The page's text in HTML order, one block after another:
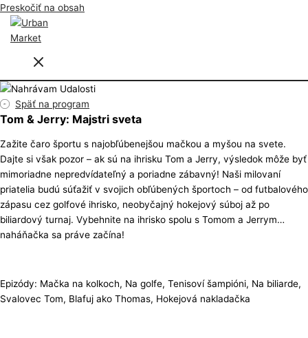
Preskočiť na obsah
Späť na program
Tom & Jerry: Majstri sveta
Zažite čaro športu s najobľúbenejšou mačkou a myšou na svete.
Dajte si však pozor – ak sú na ihrisku Tom a Jerry, výsledok môže byť
mimoriadne nepredvídateľný a poriadne zábavný! Naši milovaní
priatelia budú súťažiť v svojich obľúbených športoch – od futbalového
zápasu cez golfové ihrisko, neobyčajný hokejový súboj až po
biliardový turnaj. Vybehnite na ihrisko spolu s Tomom a Jerrym…
naháňačka sa práve začína!
Epizódy: Mačka na kolkoch, Na golfe, Tenisoví šampióni, Na biliarde,
Svalovec Tom, Blafuj ako Thomas, Hokejová nakladačka